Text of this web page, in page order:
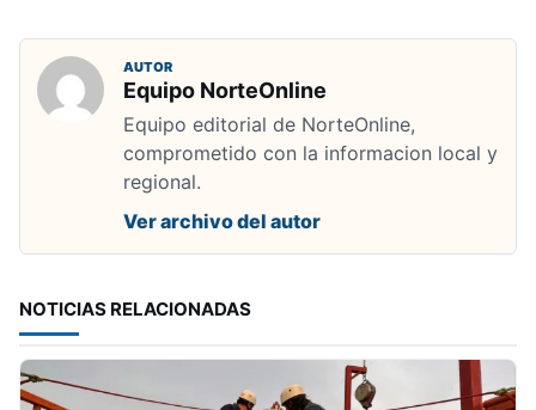
AUTOR
Equipo NorteOnline
Equipo editorial de NorteOnline,
comprometido con la informacion local y
regional.
Ver archivo del autor
NOTICIAS RELACIONADAS